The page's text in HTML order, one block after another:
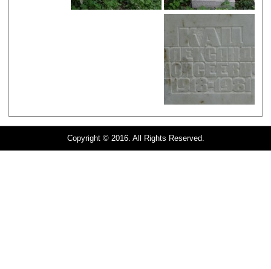
Copyright © 2016. All Rights Reserved.